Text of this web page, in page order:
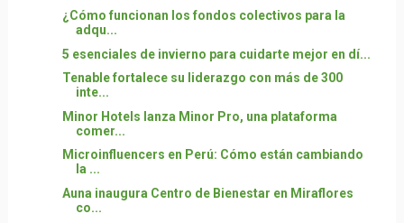
¿Cómo funcionan los fondos colectivos para la
adqu...
5 esenciales de invierno para cuidarte mejor en dí...
Tenable fortalece su liderazgo con más de 300
inte...
Minor Hotels lanza Minor Pro, una plataforma
comer...
Microinfluencers en Perú: Cómo están cambiando
la ...
Auna inaugura Centro de Bienestar en Miraflores
co...